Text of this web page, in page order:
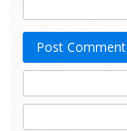
Post Comment